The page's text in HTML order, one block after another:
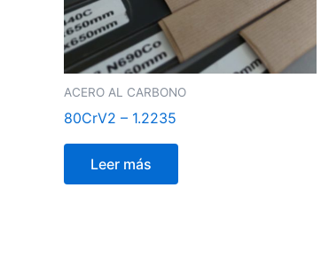
ACERO AL CARBONO
80CrV2 – 1.2235
Leer más